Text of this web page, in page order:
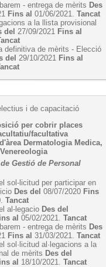
- entrega de mèrits Des
Fins al 01/06/2021. Tancat
a la llista provisional
del 27/09/2021 Fins al
definitiva de mèrits - Elecció
del 29/10/2021 Fins al
i de capacitació
per cobrir places
facultativa
Dermatologia Medica,
Gestió de Personal
sol-licitud per participar en
Des del 08/07/2020 Fins
Tancat
al-legacio Des del
al 05/02/2021. Tancat
- entrega de mèrits Des
Fins al 31/03/2021. Tancat
sol·licitud al·legacions a la
de mèrits Des del
al 18/10/2021. Tancat